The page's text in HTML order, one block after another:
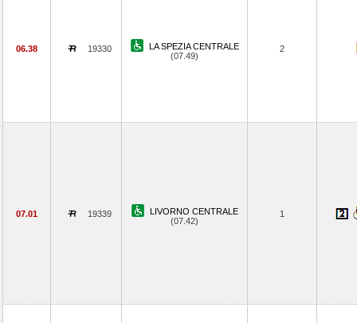
06.38 19330
LA SPEZIA CENTRALE
(07.49)
2
07.01 19339
LIVORNO CENTRALE
(07.42)
1